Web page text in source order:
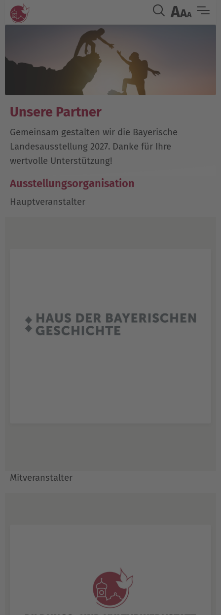
AAA
Unsere Partner
Gemeinsam gestalten wir die Bayerische
Landesausstellung 2027. Danke für Ihre
wertvolle Unterstützung!
Ausstellungsorganisation
Hauptveranstalter
Mitveranstalter